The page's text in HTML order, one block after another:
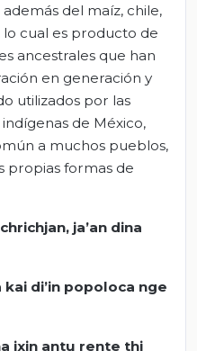
del maíz, chile,
lo cual es producto de
ancestrales que han
en generación y
utilizados por las
de México,
a muchos pueblos,
propias formas de
ja’an dina
kai di’in popoloca nge
ixin antu rente thi